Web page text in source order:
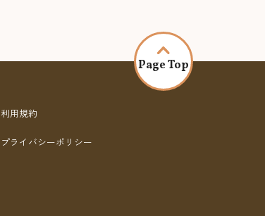
利用規約
プライバシーポリシー
Page Top